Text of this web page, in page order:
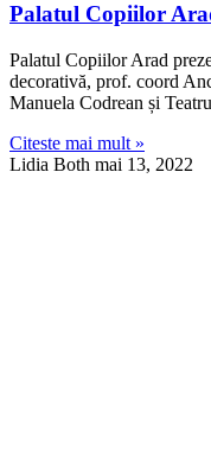
Palatul Copiilor
Palatul Copiilor Arad
decorativă, prof. coord
Manuela Codrean și
Citeste mai mult »
Lidia Both mai 13, 2022